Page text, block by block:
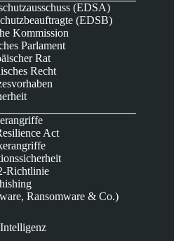
(EDSA)
(EDSB)
Kommission
Parlament
Rat
Recht
Act
Richtlinie
Ransomware & Co.)